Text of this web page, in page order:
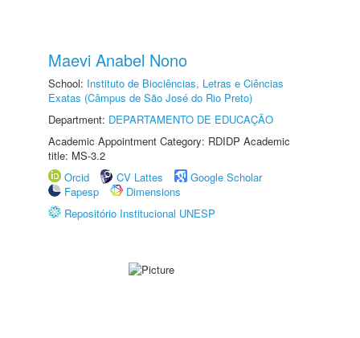
Maevi Anabel Nono
School: Instituto de Biociências, Letras e Ciências
Exatas (Câmpus de São José do Rio Preto)
Department: DEPARTAMENTO DE EDUCAÇÃO
Academic Appointment Category: RDIDP Academic
title: MS-3.2
Orcid
CV Lattes
Google Scholar
Fapesp
Dimensions
Repositório Institucional UNESP